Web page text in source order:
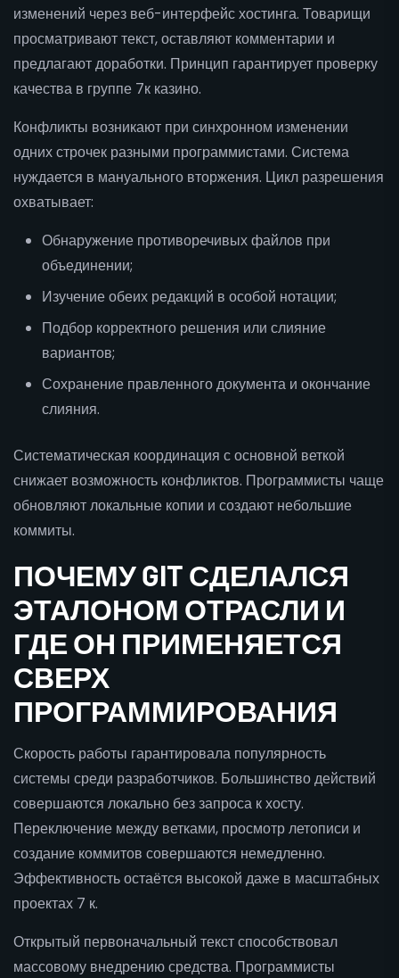
изменений через веб-интерфейс хостинга. Товарищи
просматривают текст, оставляют комментарии и
предлагают доработки. Принцип гарантирует проверку
качества в группе 7к казино.
Конфликты возникают при синхронном изменении
одних строчек разными программистами. Система
нуждается в мануального вторжения. Цикл разрешения
охватывает:
Обнаружение противоречивых файлов при
объединении;
Изучение обеих редакций в особой нотации;
Подбор корректного решения или слияние
вариантов;
Сохранение правленного документа и окончание
слияния.
Систематическая координация с основной веткой
снижает возможность конфликтов. Программисты чаще
обновляют локальные копии и создают небольшие
коммиты.
ПОЧЕМУ GIT СДЕЛАЛСЯ
ЭТАЛОНОМ ОТРАСЛИ И
ГДЕ ОН ПРИМЕНЯЕТСЯ
СВЕРХ
ПРОГРАММИРОВАНИЯ
Скорость работы гарантировала популярность
системы среди разработчиков. Большинство действий
совершаются локально без запроса к хосту.
Переключение между ветками, просмотр летописи и
создание коммитов совершаются немедленно.
Эффективность остаётся высокой даже в масштабных
проектах 7 к.
Открытый первоначальный текст способствовал
массовому внедрению средства. Программисты